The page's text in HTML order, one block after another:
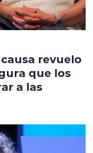
revuelo
que los
a las